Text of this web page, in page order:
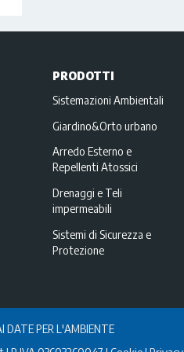
PRODOTTI
Sistemazioni Ambientali
Giardino&Orto urbano
Arredo Esterno e
Repellenti Atossici
Drenaggi e Teli
impermeabili
Sistemi di Sicurezza e
Protezione
DATE PER L'AMBIENTE